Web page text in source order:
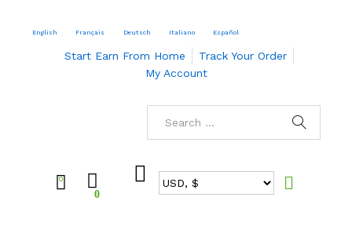
English Français Deutsch Italiano Español
Start Earn From Home
Track Your Order
My Account
0
0